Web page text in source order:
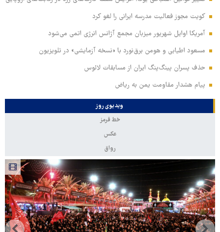
کویت مجوز فعالیت مدرسه ایرانی را لغو کرد
آمریکا اوایل شهریور میزبان مجمع آژانس انرژی اتمی می‌شود
مسعود اطیابی و هومن برق‌نورد با «نسخه آزمایشی» در تلویزیون
حذف پسران پینگ‌پنگ ایران از مسابقات لائوس
پیام هشدار مقاومت یمن به ریاض
ویدیوی روز
خط قرمز
عکس
رواق